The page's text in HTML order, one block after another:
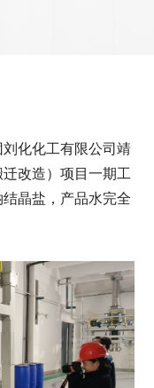
化化工有限公司靖
改造）项目一期工
晶盐，产品水完全